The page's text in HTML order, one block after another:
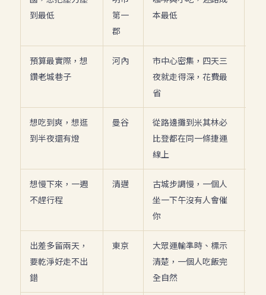
到最低
第一
郡
本最低
預算最實際，想
鑽老城巷子
河內
市中心密集，四天三
夜就走得深，花費最
省
想吃到爽，想逛
到半夜還有燈
曼谷
從路邊攤到米其林必
比登都在同一條捷運
線上
想慢下來，一週
不趕行程
清邁
古城步調慢，一個人
坐一下午沒有人會催
你
出差多留兩天，
要乾淨好走不出
錯
東京
大眾運輸準時、標示
清楚，一個人吃飯完
全自然